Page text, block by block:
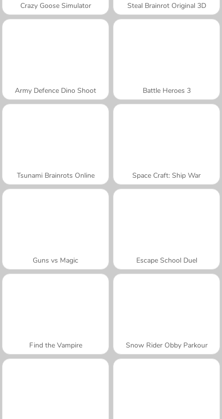
Crazy Goose Simulator Steal Brainrot Original 3D
Army Defence Dino Shoot Battle Heroes 3
Tsunami Brainrots Online Space Craft: Ship War
Guns vs Magic Escape School Duel
Find the Vampire Snow Rider Obby Parkour